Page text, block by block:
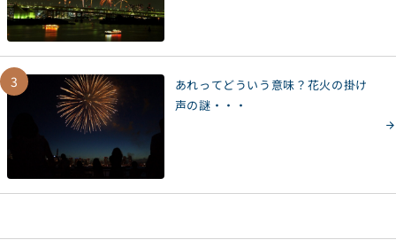
3
あれってどういう意味？花火の掛け
声の謎・・・